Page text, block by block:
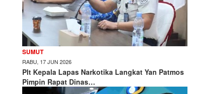
SUMUT
RABU, 17 JUN 2026
Plt Kepala Lapas Narkotika Langkat Yan Patmos
Pimpin Rapat Dinas…